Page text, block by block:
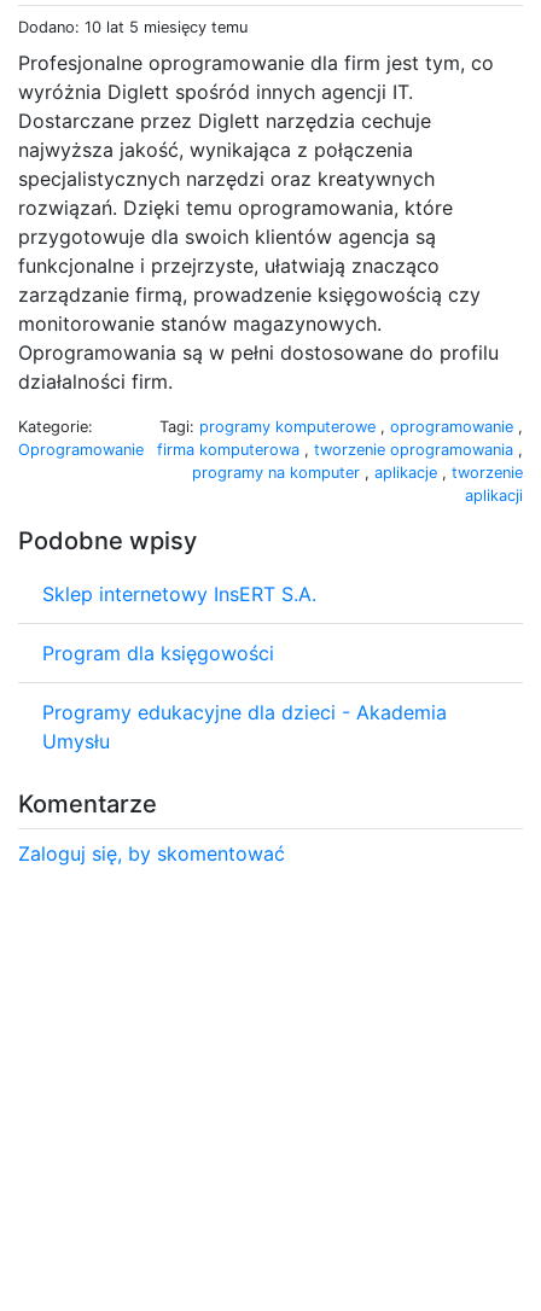
Dodano: 10 lat 5 miesięcy temu
Profesjonalne oprogramowanie dla firm jest tym, co
wyróżnia Diglett spośród innych agencji IT.
Dostarczane przez Diglett narzędzia cechuje
najwyższa jakość, wynikająca z połączenia
specjalistycznych narzędzi oraz kreatywnych
rozwiązań. Dzięki temu oprogramowania, które
przygotowuje dla swoich klientów agencja są
funkcjonalne i przejrzyste, ułatwiają znacząco
zarządzanie firmą, prowadzenie księgowością czy
monitorowanie stanów magazynowych.
Oprogramowania są w pełni dostosowane do profilu
działalności firm.
Kategorie:
Oprogramowanie
Tagi: programy komputerowe , oprogramowanie ,
firma komputerowa , tworzenie oprogramowania ,
programy na komputer , aplikacje , tworzenie
aplikacji
Podobne wpisy
Sklep internetowy InsERT S.A.
Program dla księgowości
Programy edukacyjne dla dzieci - Akademia
Umysłu
Komentarze
Zaloguj się, by skomentować